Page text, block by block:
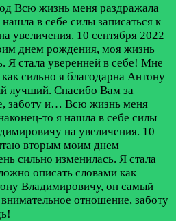
Всю жизнь меня раздражала
в себе силы записаться к
увеличения. 10 сентября 2022
днем рождения, моя жизнь
Я стала уверенней в себе! Мне
сильно я благодарна Антону
лучший. Спасибо Вам за
заботу и… Всю жизнь меня
то я нашла в себе силы
на увеличения. 10
вторым моим днем
сильно изменилась. Я стала
описать словами как
Владимировичу, он самый
отношение, заботу